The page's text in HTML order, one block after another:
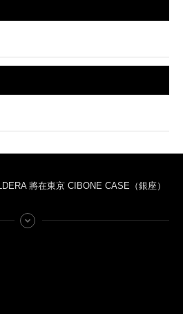
將在東京 CIBONE CASE（銀座）